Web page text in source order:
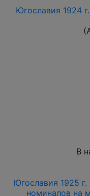
Югославия 1924
В
Югославия 1925
номиналов на